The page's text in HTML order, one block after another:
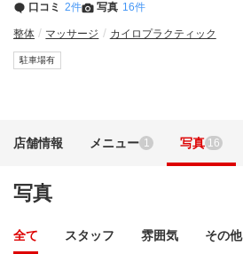
口コミ 2件 写真 16件
整体 マッサージ カイロプラクティック
駐車場有
店舗情報 メニュー 1 写真 16
写真
全て スタッフ 雰囲気 その他